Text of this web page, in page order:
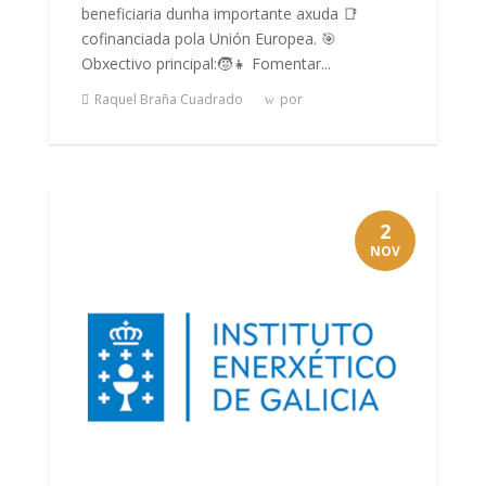
beneficiaria dunha importante axuda 📑
cofinanciada pola Unión Europea. 🎯
Obxectivo principal:🧒👧 Fomentar...
Raquel Braña Cuadrado por
2
NOV